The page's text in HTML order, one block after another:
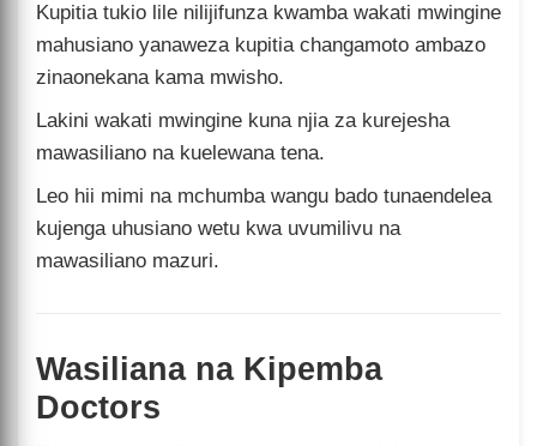
Kupitia tukio lile nilijifunza kwamba wakati mwingine
mahusiano yanaweza kupitia changamoto ambazo
zinaonekana kama mwisho.
Lakini wakati mwingine kuna njia za kurejesha
mawasiliano na kuelewana tena.
Leo hii mimi na mchumba wangu bado tunaendelea
kujenga uhusiano wetu kwa uvumilivu na
mawasiliano mazuri.
Wasiliana na Kipemba
Doctors